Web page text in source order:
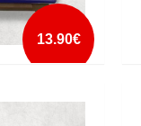
13.90€